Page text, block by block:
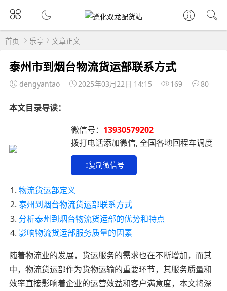
首页 乐亭 文章正文
泰州市到烟台物流货运部联系方式
dengyantao 2025年03月22日 14:15 169 80
本文目录导读：
微信号： 13930579202
拨打电话添加微信, 全国各地回程车调度
复制微信号
物流货运部定义
泰州到烟台物流货运部联系方式
分析泰州到烟台物流货运部的优势和特点
影响物流货运部服务质量的因素
随着物流业的发展，货运服务的需求也在不断增加，而其
中，物流货运部作为货物运输的重要环节，其服务质量和
效率直接影响着企业的运营效益和客户满意度，本文将深